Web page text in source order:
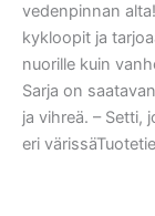
vedenpinnan
kykloopit ja
nuorille kuin
Sarja on
ja vihreä. – Setti,
eri